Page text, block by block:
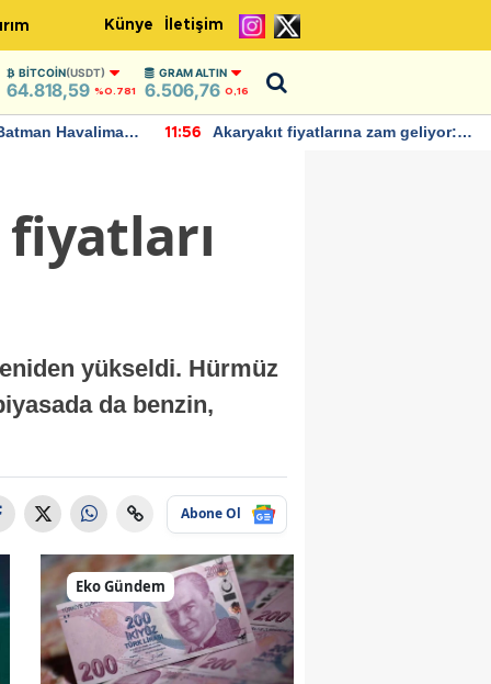
Künye İletişim
BITCOIN(USDT)
64.818,59 %0.781
GRAM ALTIN
6.506,76 0,16
Havalimanı
11:56
Akaryakıt fiyatlarına zam geliyor:
yükseldi. Hürmüz
da benzin,
Abone Ol
Eko Gündem